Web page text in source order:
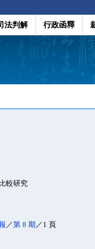
法判解 行政函釋
較研究
／第 8 期 ／1 頁